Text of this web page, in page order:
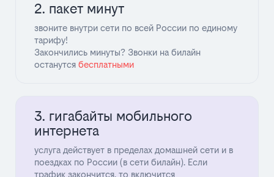
2. пакет минут
звоните внутри сети по всей России по единому
тарифу!
Закончились минуты? Звонки на билайн
останутся беcплатными
3. гигабайты мобильного
интернета
услуга действует в пределах домашней сети и в
поездках по России (в сети билайн). Если
трафик закончится, то включится